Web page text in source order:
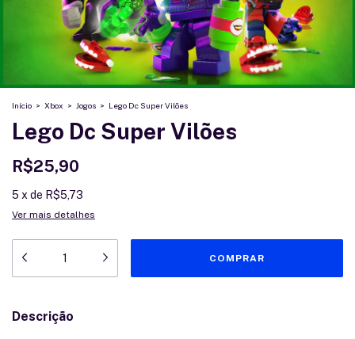
Início > Xbox > Jogos > Lego Dc Super Vilões
Lego Dc Super Vilões
R$25,90
5 x de R$5,73
Ver mais detalhes
Descrição